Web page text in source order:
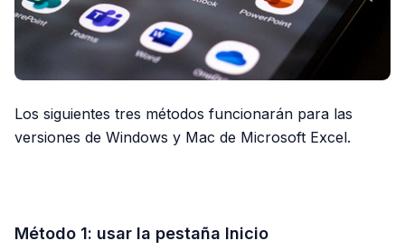
Los siguientes tres métodos funcionarán para las
versiones de Windows y Mac de Microsoft Excel.
Método 1: usar la pestaña Inicio